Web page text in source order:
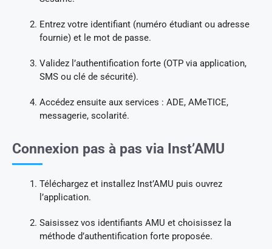
Entrez votre identifiant (numéro étudiant ou adresse
fournie) et le mot de passe.
Validez l’authentification forte (OTP via application,
SMS ou clé de sécurité).
Accédez ensuite aux services : ADE, AMeTICE,
messagerie, scolarité.
Connexion pas à pas via Inst’AMU
Téléchargez et installez Inst’AMU puis ouvrez
l’application.
Saisissez vos identifiants AMU et choisissez la
méthode d’authentification forte proposée.